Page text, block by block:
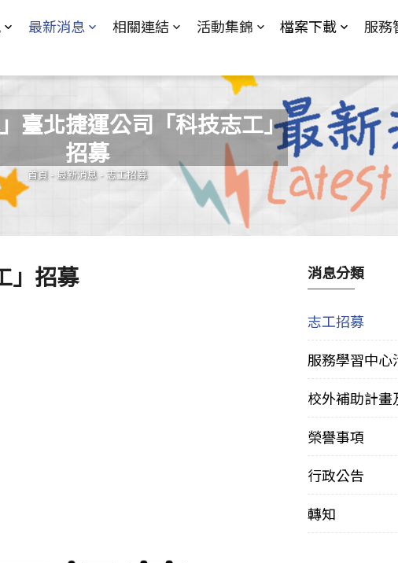
最新消息 相關連結 活動集錦 檔案下載 服務
」臺北捷運公司「科技志工」
招募
您在這裡
首頁 - 最新消息 - 志工招募
」招募 消息分類
志工招募
服務學習中心
校外補助計畫
榮譽事項
行政公告
轉知